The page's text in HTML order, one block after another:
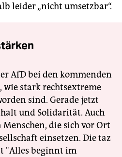
leider „nicht umsetzbar“.
AfD bei den kommenden
wie stark rechtsextreme
sind. Gerade jetzt
und Solidarität. Auch
die sich vor Ort
einsetzen. Die taz
"Alles beginnt im